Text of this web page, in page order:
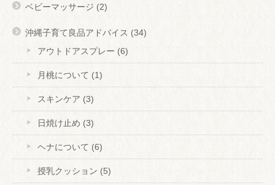
ベビーマッサージ (2)
沖縄子育て良品アドバイス (34)
アウトドアスプレー (6)
月桃について (1)
スキンケア (3)
日焼け止め (3)
ヘナについて (6)
授乳クッション (5)